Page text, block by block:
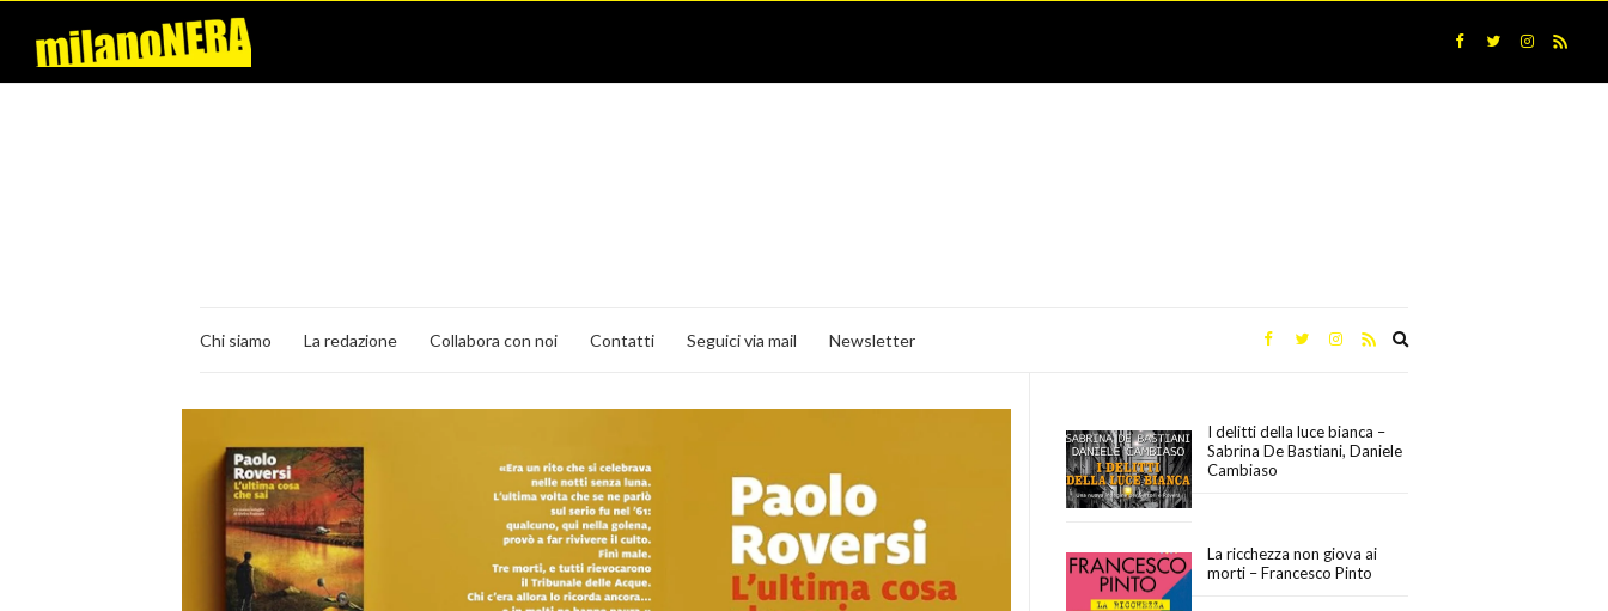
Chi siamo La redazione Collabora con noi Contatti Seguici via mail Newsletter
I delitti della luce bianca –
Sabrina De Bastiani, Daniele
Cambiaso
La ricchezza non giova ai
morti – Francesco Pinto